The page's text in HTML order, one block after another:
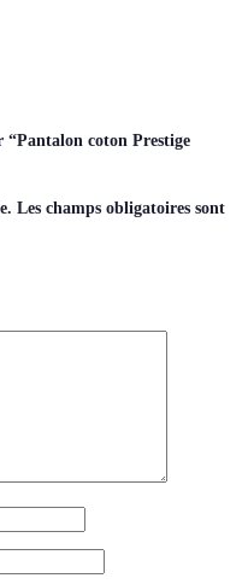
“Pantalon coton Prestige
Les champs obligatoires sont